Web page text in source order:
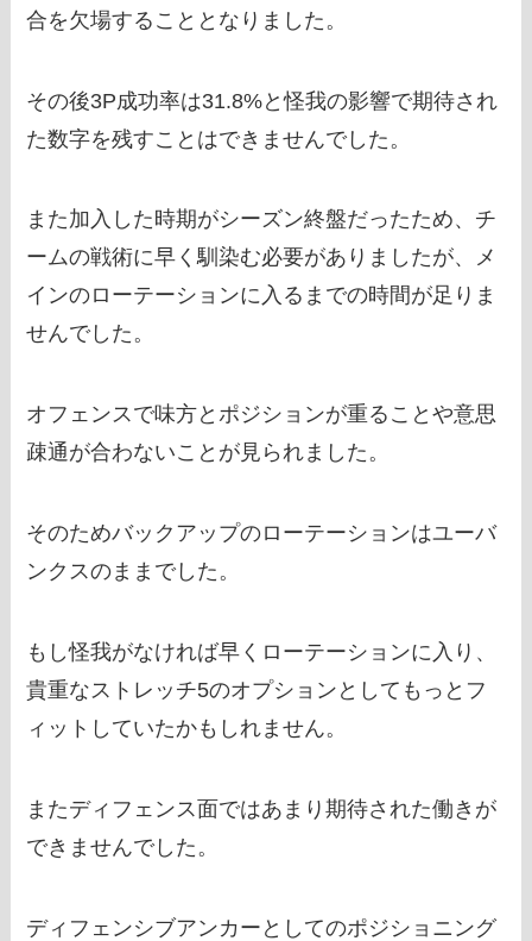
合を欠場することとなりました。
その後3P成功率は31.8%と怪我の影響で期待され
た数字を残すことはできませんでした。
また加入した時期がシーズン終盤だったため、チ
ームの戦術に早く馴染む必要がありましたが、メ
インのローテーションに入るまでの時間が足りま
せんでした。
オフェンスで味方とポジションが重ることや意思
疎通が合わないことが見られました。
そのためバックアップのローテーションはユーバ
ンクスのままでした。
もし怪我がなければ早くローテーションに入り、
貴重なストレッチ5のオプションとしてもっとフ
ィットしていたかもしれません。
またディフェンス面ではあまり期待された働きが
できませんでした。
ディフェンシブアンカーとしてのポジショニング